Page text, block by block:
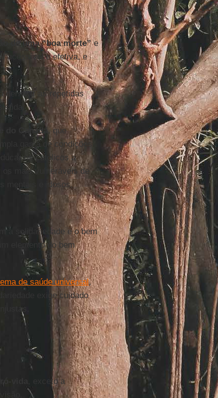
de uma “boa morte”e
acessível e efetiva, e
derrotar as repetidas
Canadá , que
gama de condições
os católicos a
mais vulneráveis de
mentais e idosos.
a solidariedade e o bem
elemento do bem
de saúde universal,
exige cuidado
vida
, exceto a